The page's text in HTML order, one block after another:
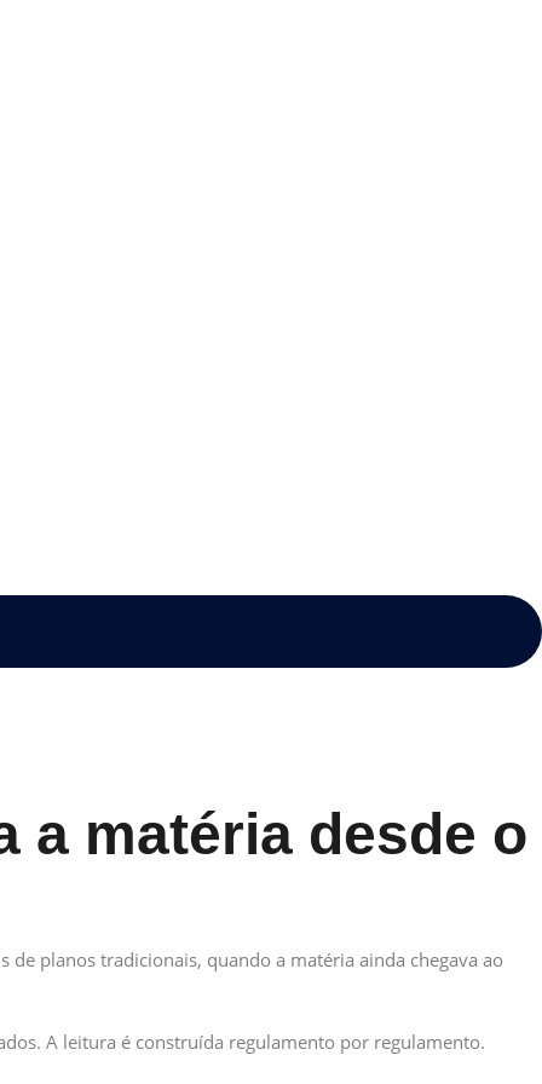
a matéria desde o
planos tradicionais, quando a matéria ainda chegava ao
A leitura é construída regulamento por regulamento.